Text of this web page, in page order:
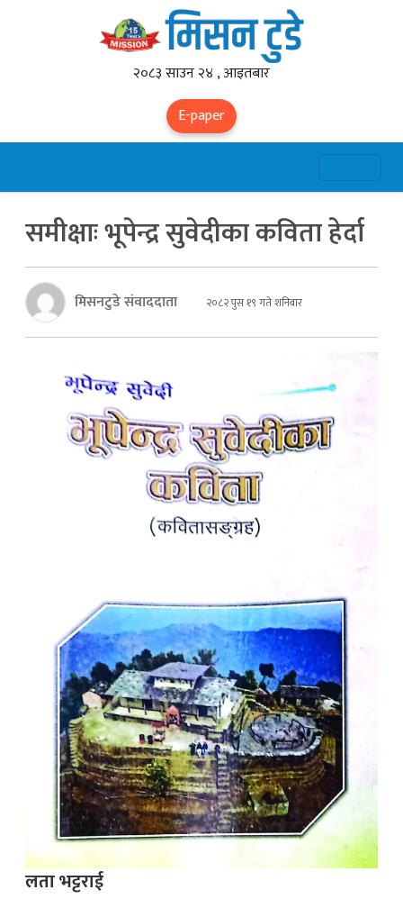
२०८३ साउन २४ , आइतबार
E-paper
समीक्षाः भूपेन्द्र सुवेदीका कविता हेर्दा
मिसनटुडे संवाददाता २०८२ पुस १९ गते शनिबार
लता भट्टराई